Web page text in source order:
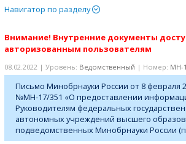
Навигатор по разделу
Внимание! Внутренние документы
авторизованным пользователям
08.02.2022 | Уровень: Ведомственный | Номер: МН-
Письмо Минобрнауки России от 8 февраля
№МН-17/351 «О предоставлении
Руководителям федеральных
автономных учреждений высшего
подведомственных Минобрнауки России